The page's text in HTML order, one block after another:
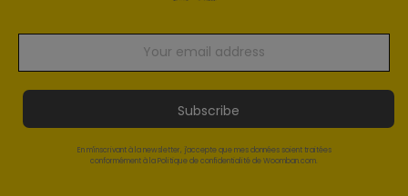
Subscribe
En m'inscrivant à la newsletter, j'accepte que mes données soient traitées
conformément à la Politique de confidentialité de Woomban.com.